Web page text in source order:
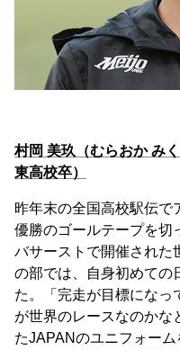
村岡 美玖（むらおか み
東高校卒）
昨年末の全国高校駅伝で
優勝のゴールテープを切
バサーストで開催された
の部では、自身初めての
た。「完走が目標になっ
が世界のレースなのかな
たJAPANのユニフォー